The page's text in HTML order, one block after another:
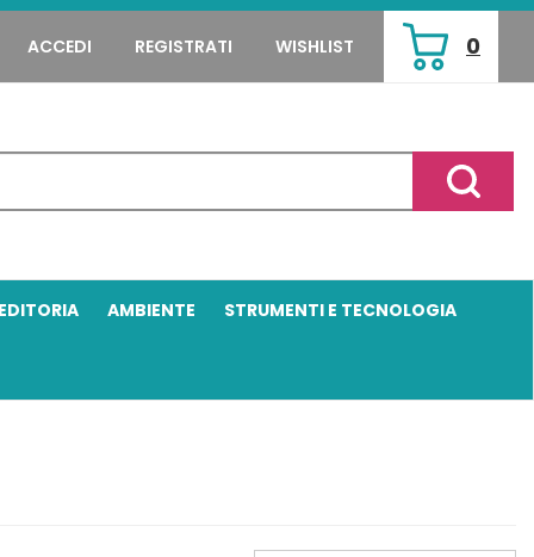
ACCEDI REGISTRATI WISHLIST 0
ARTICOLI
INSERITI
Cerca
EDITORIA AMBIENTE STRUMENTI E TECNOLOGIA